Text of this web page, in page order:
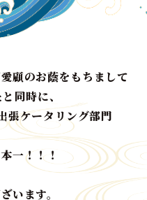
顧のお蔭をもちまして
同時に、
ケータリング部門
一！！！
います。